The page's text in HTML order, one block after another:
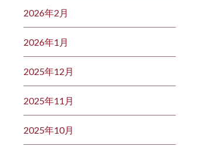
2026年2月
2026年1月
2025年12月
2025年11月
2025年10月